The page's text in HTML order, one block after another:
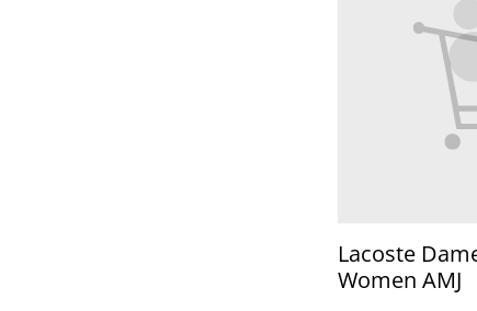
Lacoste
Women AMJ